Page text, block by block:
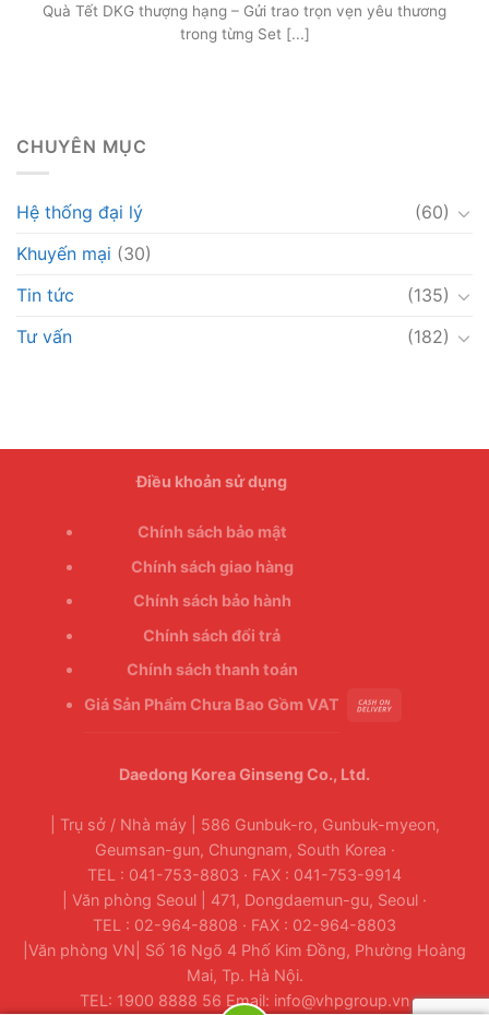
Quà Tết DKG thượng hạng – Gửi trao trọn vẹn yêu thương
trong từng Set [...]
CHUYÊN MỤC
Hệ thống đại lý
(60)
Khuyến mại (30)
Tin tức
(135)
Tư vấn
(182)
Điều khoản sử dụng
Chính sách bảo mật
Chính sách giao hàng
Chính sách bảo hành
Chính sách đổi trả
Chính sách thanh toán
Giá Sản Phẩm Chưa Bao Gồm VAT
Daedong Korea Ginseng Co., Ltd.
| Trụ sở / Nhà máy | 586 Gunbuk-ro, Gunbuk-myeon,
Geumsan-gun, Chungnam, South Korea ·
TEL : 041-753-8803 · FAX : 041-753-9914
| Văn phòng Seoul | 471, Dongdaemun-gu, Seoul ·
TEL : 02-964-8808 · FAX : 02-964-8803
|Văn phòng VN| Số 16 Ngõ 4 Phố Kim Đồng, Phường Hoàng
Mai, Tp. Hà Nội.
TEL: 1900 8888 56 Email: info@vhpgroup.vn